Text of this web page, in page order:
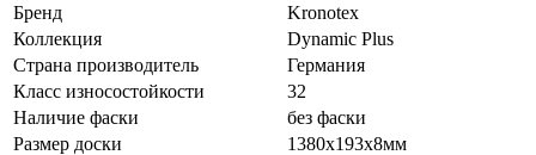
Бренд
Kronotex
Коллекция
Dynamic Plus
Страна производитель
Германия
Класс износостойкости
32
Наличие фаски
без фаски
Размер доски
1380х193х8мм